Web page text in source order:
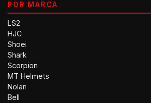
POR MARCA
LS2
HJC
Shoei
Shark
Scorpion
MT Helmets
Nolan
Bell